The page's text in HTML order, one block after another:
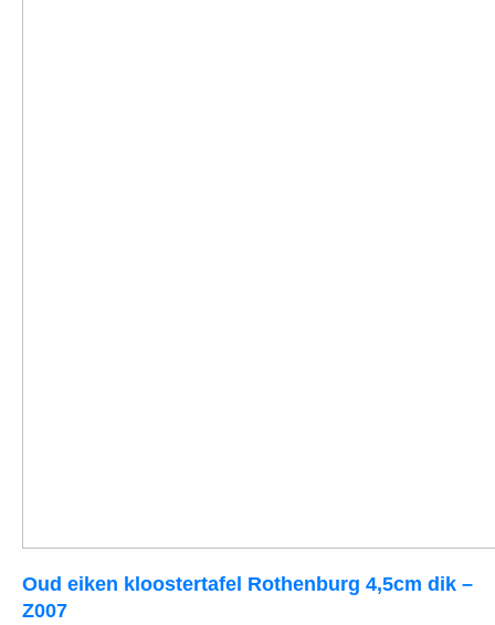
Oud eiken kloostertafel Rothenburg 4,5cm dik –
Z007